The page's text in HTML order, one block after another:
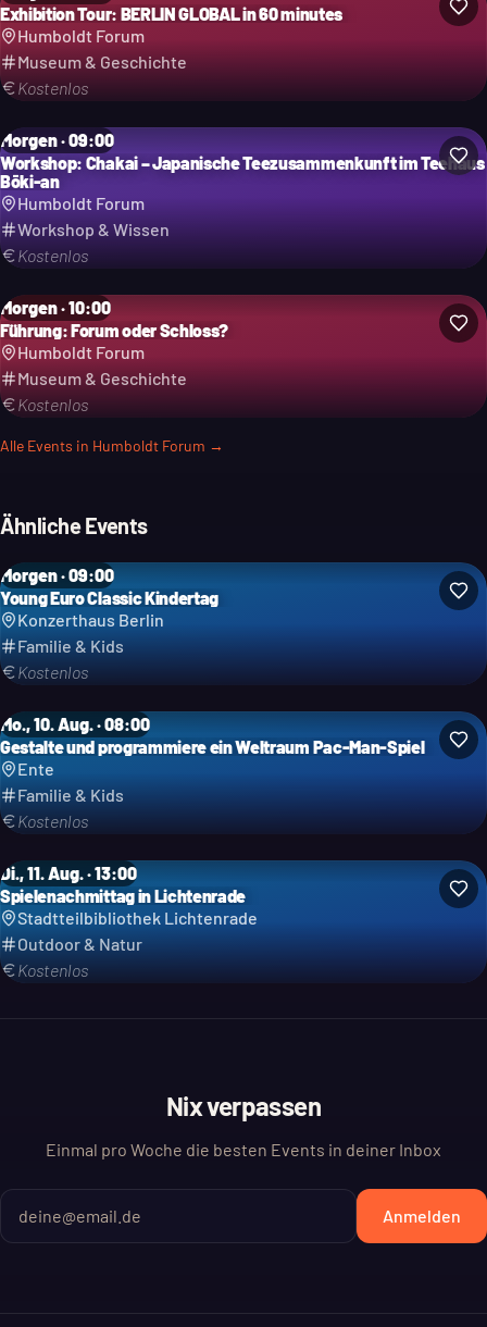
Exhibition Tour: BERLIN GLOBAL in 60 minutes
Humboldt Forum
Museum & Geschichte
Kostenlos
Morgen · 09:00
Workshop: Chakai – Japanische Teezusammenkunft im Teehaus
Bōki-an
Humboldt Forum
Workshop & Wissen
Kostenlos
Morgen · 10:00
Führung: Forum oder Schloss?
Humboldt Forum
Museum & Geschichte
Kostenlos
Alle Events in Humboldt Forum →
Ähnliche Events
Morgen · 09:00
Young Euro Classic Kindertag
Konzerthaus Berlin
Familie & Kids
Kostenlos
Mo., 10. Aug. · 08:00
Gestalte und programmiere ein Weltraum Pac-Man-Spiel
Ente
Familie & Kids
Kostenlos
Di., 11. Aug. · 13:00
Spielenachmittag in Lichtenrade
Stadtteilbibliothek Lichtenrade
Outdoor & Natur
Kostenlos
Nix verpassen
Einmal pro Woche die besten Events in deiner Inbox
Anmelden